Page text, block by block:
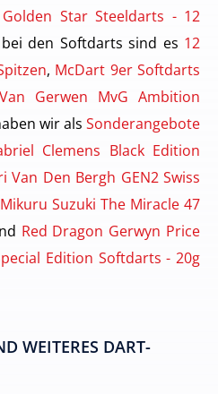
Star Steeldarts - 12
den Softdarts sind es 12
, McDart 9er Softdarts
Gerwen MvG Ambition
wir als Sonderangebote
Clemens Black Edition
Van Den Bergh GEN2 Swiss
Suzuki The Miracle 47
Red Dragon Gerwyn Price
Edition Softdarts - 20g
WEITERES DART-